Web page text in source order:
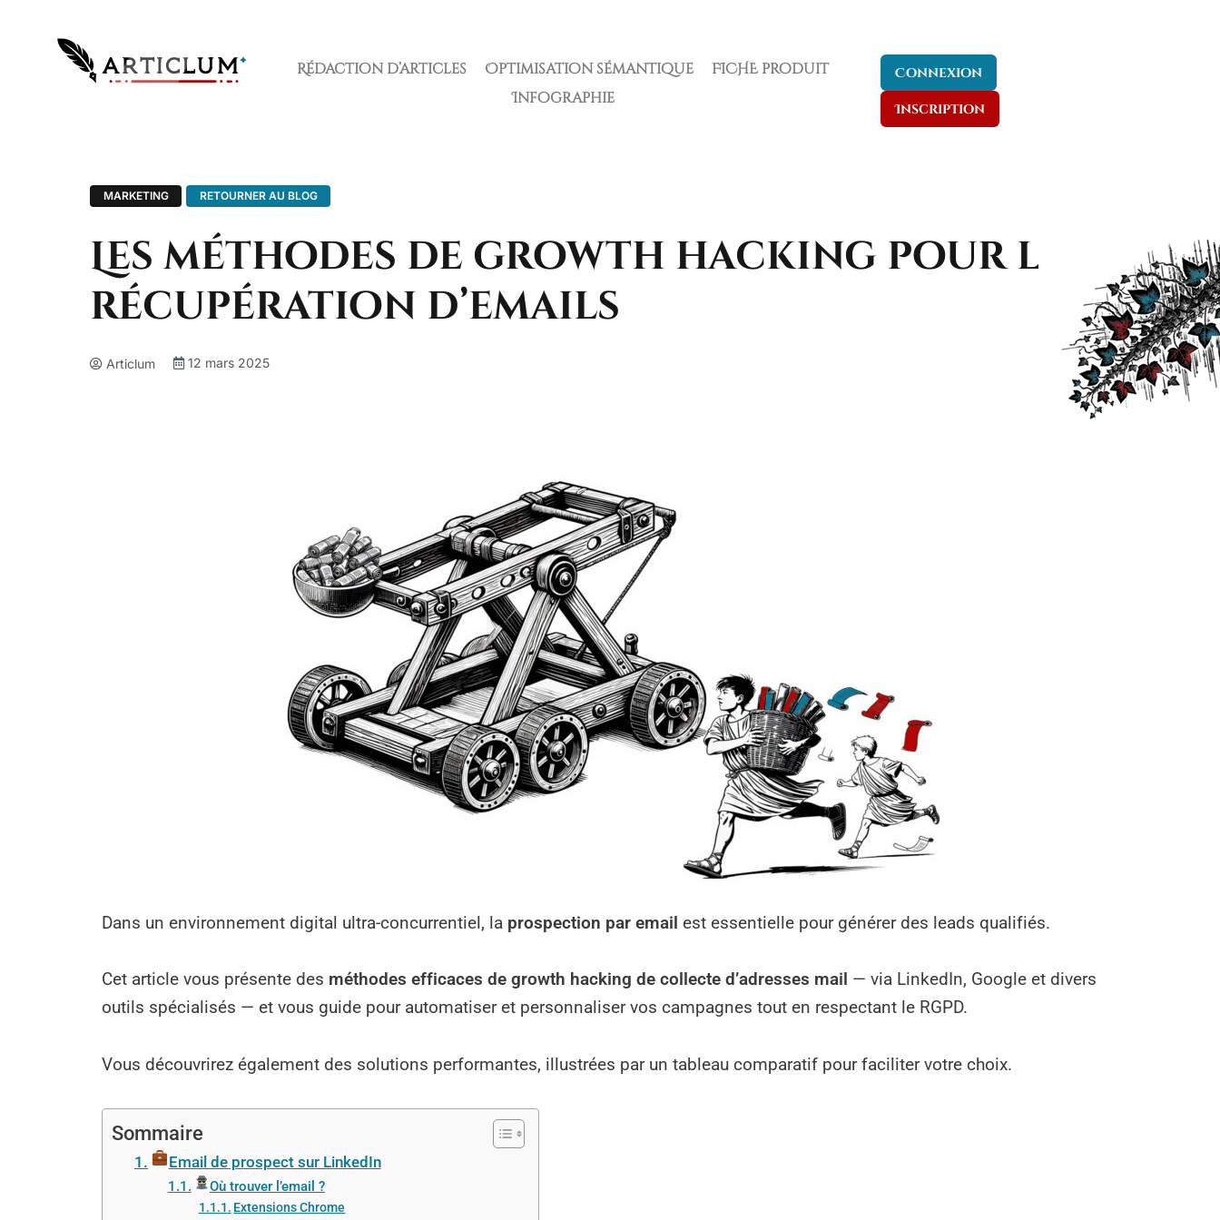
Rédaction d’articles Optimisation sémantique
FICHE produit
Infographie
Connexion
Inscription
MARKETING RETOURNER AU BLOG
Les méthodes de growth hacking pour la
récupération d’emails
Articlum 12 mars 2025
Dans un environnement digital ultra-concurrentiel, la prospection par email est essentielle pour générer des leads qualifiés.
Cet article vous présente des méthodes efficaces de growth hacking de collecte d’adresses mail — via LinkedIn, Google et divers
outils spécialisés — et vous guide pour automatiser et personnaliser vos campagnes tout en respectant le RGPD.
Vous découvrirez également des solutions performantes, illustrées par un tableau comparatif pour faciliter votre choix.
Sommaire
Email de prospect sur LinkedIn
Où trouver l’email ?
Extensions Chrome